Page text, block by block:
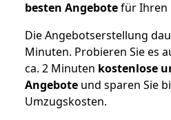
besten Angebotefür Ihren
Die Angebotserstellung
Minuten. Probieren Sie es
ca. 2 Minuten kostenlose
Angebote und sparen Sie
Umzugskosten.